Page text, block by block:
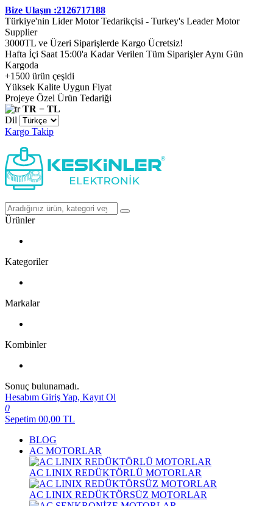
Bize Ulaşın :2126717188
Türkiye'nin Lider Motor Tedarikçisi - Turkey's Leader Motor
Supplier
3000TL ve Üzeri Siparişlerde Kargo Ücretsiz!
Hafta İçi Saat 15:00'a Kadar Verilen Tüm Siparişler Aynı Gün
Kargoda
+1500 ürün çeşidi
Yüksek Kalite Uygun Fiyat
Projeye Özel Ürün Tedariği
TR − TL
Dil
Kargo Takip
Ürünler
Kategoriler
Markalar
Kombinler
Sonuç bulunamadı.
Hesabım Giriş Yap, Kayıt Ol
0
Sepetim 00,00 TL
BLOG
AC MOTORLAR
AC LINIX REDÜKTÖRLÜ MOTORLAR
AC LINIX REDÜKTÖRSÜZ MOTORLAR